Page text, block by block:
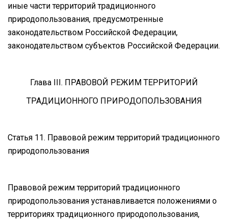
иные части территорий традиционного
природопользования, предусмотренные
законодательством Российской Федерации,
законодательством субъектов Российской Федерации.
Глава III. ПРАВОВОЙ РЕЖИМ ТЕРРИТОРИЙ
ТРАДИЦИОННОГО ПРИРОДОПОЛЬЗОВАНИЯ
Статья 11. Правовой режим территорий традиционного
природопользования
Правовой режим территорий традиционного
природопользования устанавливается положениями о
территориях традиционного природопользования,